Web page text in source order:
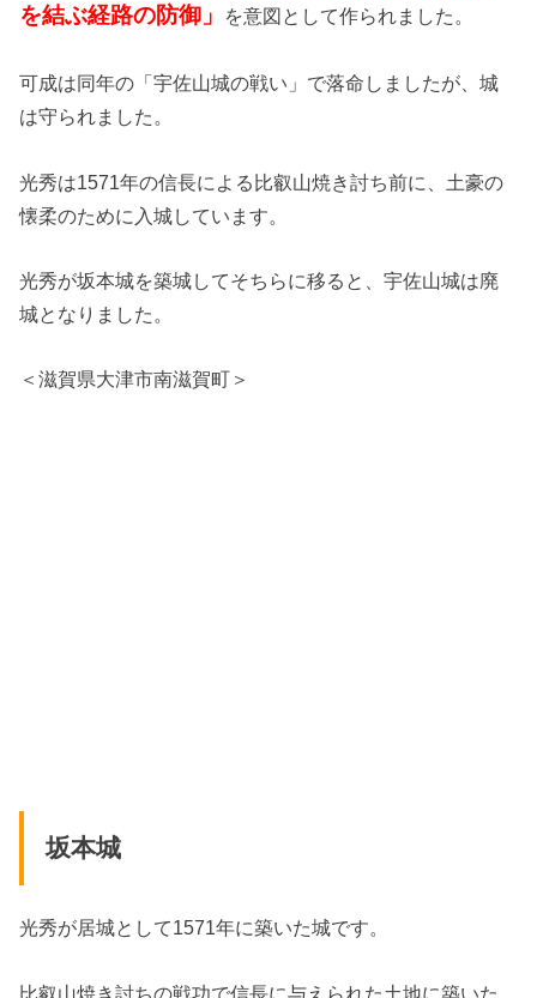
を結ぶ経路の防御」
を意図として作られました。
可成は同年の「宇佐山城の戦い」で落命しましたが、城
は守られました。
光秀は1571年の信長による比叡山焼き討ち前に、土豪の
懐柔のために入城しています。
光秀が坂本城を築城してそちらに移ると、宇佐山城は廃
城となりました。
＜滋賀県大津市南滋賀町＞
坂本城
光秀が居城として1571年に築いた城です。
比叡山焼き討ちの戦功で信長に与えられた土地に築いた